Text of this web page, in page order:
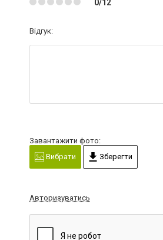
0/12
Відгук:
Завантажити фото:
Вибрати
Зберегти
Авторизуватись